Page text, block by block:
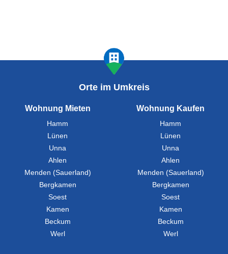
Orte im Umkreis
Wohnung Mieten
Hamm
Lünen
Unna
Ahlen
Menden (Sauerland)
Bergkamen
Soest
Kamen
Beckum
Werl
Wohnung Kaufen
Hamm
Lünen
Unna
Ahlen
Menden (Sauerland)
Bergkamen
Soest
Kamen
Beckum
Werl